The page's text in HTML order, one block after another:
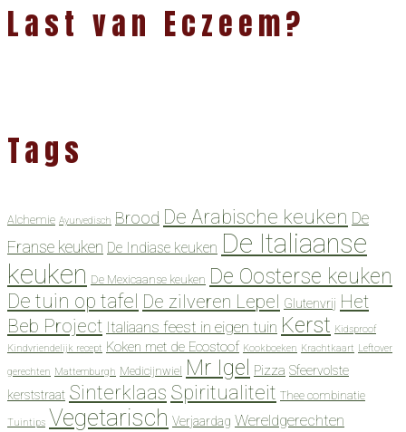
Last van Eczeem?
Tags
Alchemie Ayurvedisch Brood De Arabische keuken De
Franse keuken De Indiase keuken De Italiaanse
keuken De Mexicaanse keuken De Oosterse keuken
De tuin op tafel De zilveren Lepel Glutenvrij Het
Beb Project Italiaans feest in eigen tuin Kerst Kidsproof
Kindvriendelijk recept Koken met de Ecostoof Kookboeken Krachtkaart Leftover
gerechten Mattemburgh Medicijnwiel Mr Igel Pizza Sfeervolste
kerststraat Sinterklaas Spiritualiteit Thee combinatie
Tuintips Vegetarisch Verjaardag Wereldgerechten